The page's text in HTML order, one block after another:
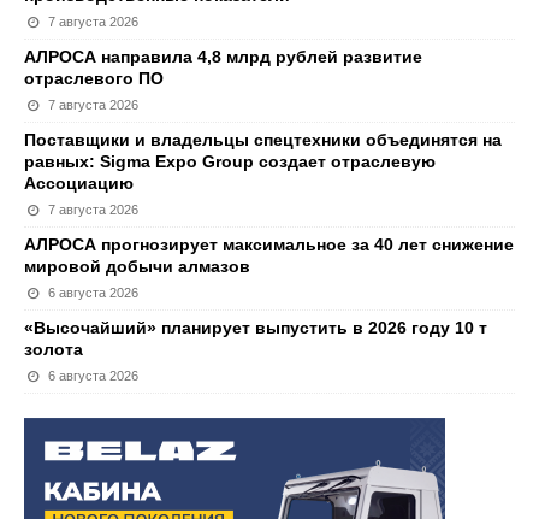
7 августа 2026
АЛРОСА направила 4,8 млрд рублей развитие
отраслевого ПО
7 августа 2026
Поставщики и владельцы спецтехники объединятся на
равных: Sigma Expo Group создает отраслевую
Ассоциацию
7 августа 2026
АЛРОСА прогнозирует максимальное за 40 лет снижение
мировой добычи алмазов
6 августа 2026
«Высочайший» планирует выпустить в 2026 году 10 т
золота
6 августа 2026